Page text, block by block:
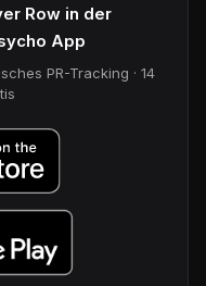
Row in der
App
PR-Tracking · 14